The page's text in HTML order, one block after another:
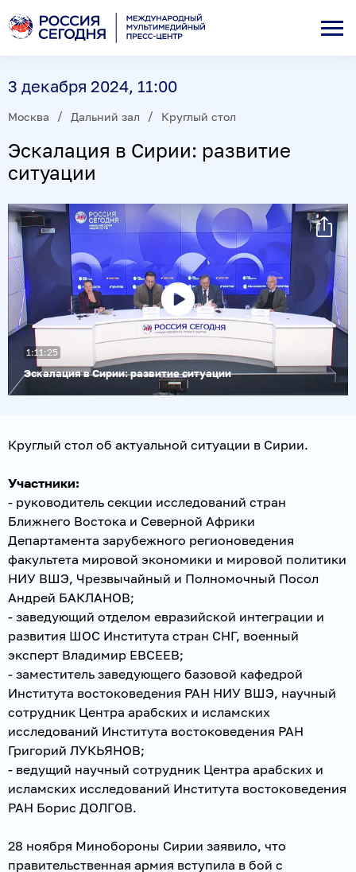
3 декабря 2024, 11:00
Москва Дальний зал Круглый стол
Эскалация в Сирии: развитие
ситуации
Воспроизвести
видео
Эскалация в Сирии: развитие ситуации
1:11:25
Круглый стол об актуальной ситуации в Сирии.
Участники:
- руководитель секции исследований стран
Ближнего Востока и Северной Африки
Департамента зарубежного регионоведения
факультета мировой экономики и мировой политики
НИУ ВШЭ, Чрезвычайный и Полномочный Посол
Андрей БАКЛАНОВ;
- заведующий отделом евразийской интеграции и
развития ШОС Института стран СНГ, военный
эксперт Владимир ЕВСЕЕВ;
- заместитель заведующего базовой кафедрой
Института востоковедения РАН НИУ ВШЭ, научный
сотрудник Центра арабских и исламских
исследований Института востоковедения РАН
Григорий ЛУКЬЯНОВ;
- ведущий научный сотрудник Центра арабских и
исламских исследований Института востоковедения
РАН Борис ДОЛГОВ.
28 ноября Минобороны Сирии заявило, что
правительственная армия вступила в бой с